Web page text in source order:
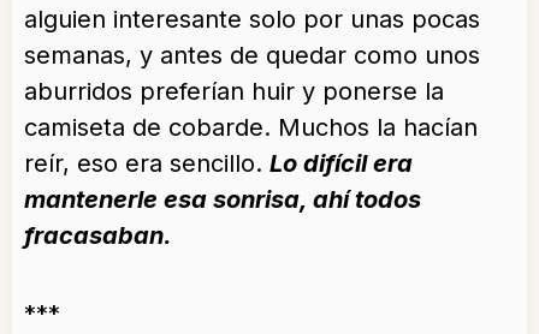
alguien interesante solo por unas pocas
semanas, y antes de quedar como unos
aburridos preferían huir y ponerse la
camiseta de cobarde. Muchos la hacían
reír, eso era sencillo. Lo difícil era
mantenerle esa sonrisa, ahí todos
fracasaban.
***